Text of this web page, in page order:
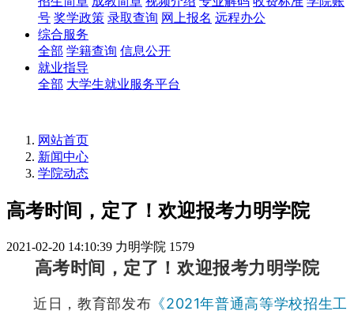
号 奖学政策 录取查询 网上报名 远程办公
综合服务
全部 学籍查询 信息公开
就业指导
全部 大学生就业服务平台
网站首页
新闻中心
学院动态
高考时间，定了！欢迎报考力明学院
2021-02-20 14:10:39 力明学院 1579
高考时间，定了！欢迎报考力明学院
近日，教育部发布 《2021年普通高等学校招生工